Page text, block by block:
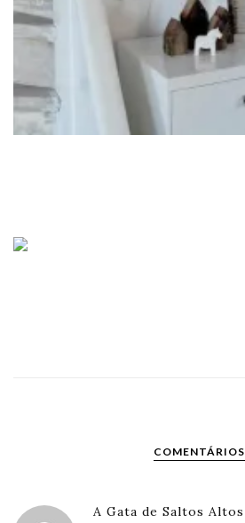
COMENTÁRIOS
A Gata de Saltos Altos